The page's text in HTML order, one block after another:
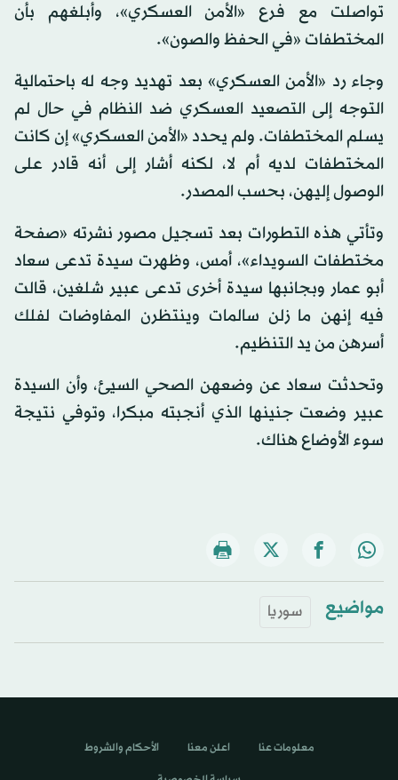
تواصلت مع فرع «الأمن العسكري»، وأبلغهم بأن
المختطفات «في الحفظ والصون».
وجاء رد «الأمن العسكري» بعد تهديد وجه له باحتمالية
التوجه إلى التصعيد العسكري ضد النظام في حال لم
يسلم المختطفات. ولم يحدد «الأمن العسكري» إن كانت
المختطفات لديه أم لا، لكنه أشار إلى أنه قادر على
الوصول إليهن، بحسب المصدر.
وتأتي هذه التطورات بعد تسجيل مصور نشرته «صفحة
مختطفات السويداء»، أمس، وظهرت سيدة تدعى سعاد
أبو عمار وبجانبها سيدة أخرى تدعى عبير شلغين، قالت
فيه إنهن ما زلن سالمات وينتظرن المفاوضات لفلك
أسرهن من يد التنظيم.
وتحدثت سعاد عن وضعهن الصحي السيئ، وأن السيدة
عبير وضعت جنينها الذي أنجبته مبكرا، وتوفي نتيجة
سوء الأوضاع هناك.
مواضيع سوريا
معلومات عنا اعلن معنا الأحكام والشروط